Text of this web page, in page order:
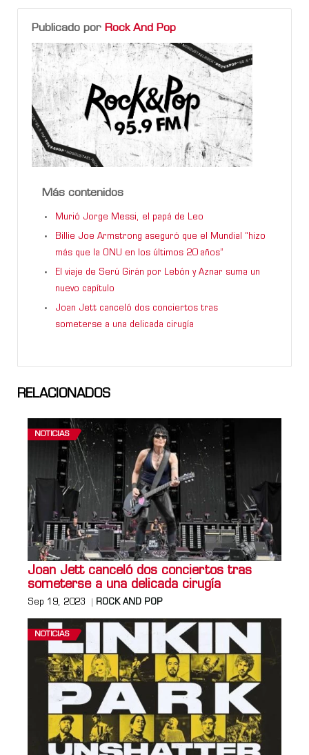
Publicado por Rock And Pop
Más contenidos
Murió Jorge Messi, el papá de Leo
Billie Joe Armstrong aseguró que el Mundial “hizo
más que la ONU en los últimos 20 años”
El viaje de Serú Girán por Lebón y Aznar suma un
nuevo capítulo
Joan Jett canceló dos conciertos tras
someterse a una delicada cirugía
RELACIONADOS
NOTICIAS
Joan Jett canceló dos conciertos tras
someterse a una delicada cirugía
Sep 19, 2023 ROCK AND POP
NOTICIAS